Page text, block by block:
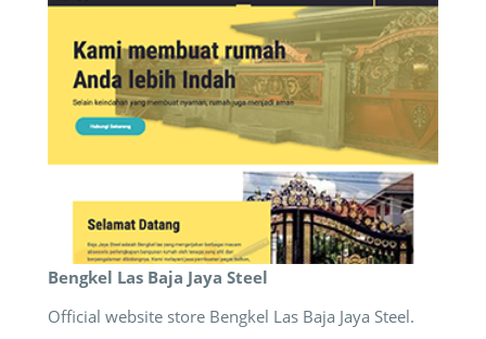
Bengkel Las Baja Jaya Steel
Official website store Bengkel Las Baja Jaya Steel.